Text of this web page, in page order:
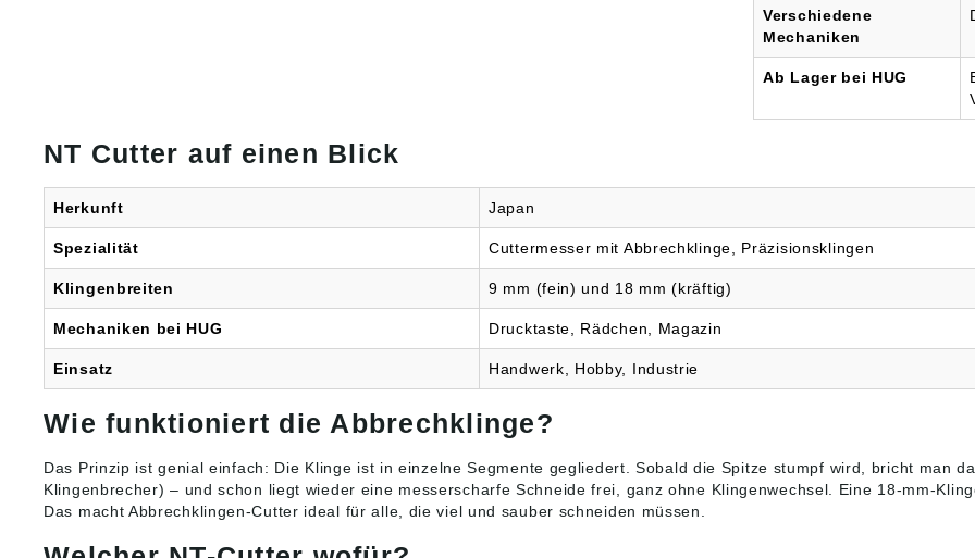
Verschiedene
Mechaniken
Ab Lager bei HUG
NT Cutter auf einen Blick
Herkunft Japan
Spezialität Cuttermesser mit Abbrechklinge, Präzisionsklingen
Klingenbreiten 9 mm (fein) und 18 mm (kräftig)
Mechaniken bei HUG Drucktaste, Rädchen, Magazin
Einsatz Handwerk, Hobby, Industrie
Wie funktioniert die Abbrechklinge?
Das Prinzip ist genial einfach: Die Klinge ist in einzelne Segmente gegliedert. Sobald die Spitze stumpf wird, bricht man
Klingenbrecher) – und schon liegt wieder eine messerscharfe Schneide frei, ganz ohne Klingenwechsel. Eine 18-mm-
Das macht Abbrechklingen-Cutter ideal für alle, die viel und sauber schneiden müssen.